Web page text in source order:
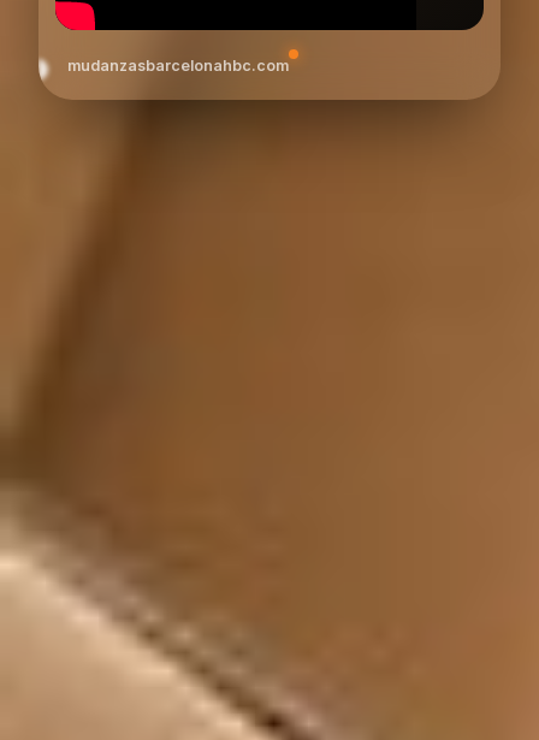
mudanzasbarcelonahbc.com